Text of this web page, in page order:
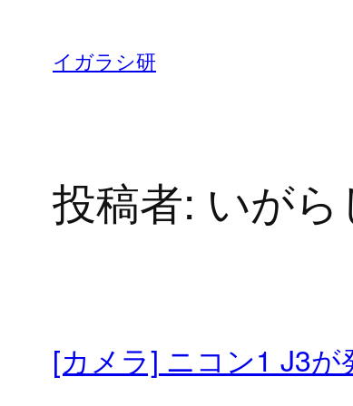
イガラシ研
投稿者: いが
[カメラ] ニコン1 J3が